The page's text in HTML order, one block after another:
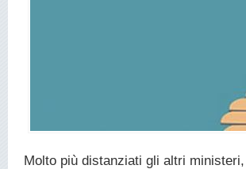
Molto più distanziati gli altri